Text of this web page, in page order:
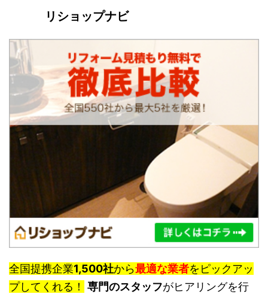
リショップナビ
全国提携企業1,500社から最適な業者をピックアッ
プしてくれる！
専門のスタッフがヒアリングを行